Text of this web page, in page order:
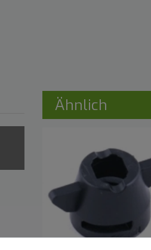
Ähnlich